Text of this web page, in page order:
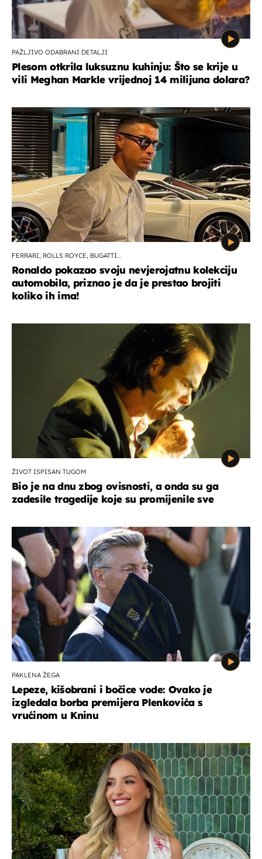
PAŽLJIVO ODABRANI DETALJI
Plesom otkrila luksuznu kuhinju: Što se krije u
vili Meghan Markle vrijednoj 14 milijuna dolara?
FERRARI, ROLLS ROYCE, BUGATTI...
Ronaldo pokazao svoju nevjerojatnu kolekciju
automobila, priznao je da je prestao brojiti
koliko ih ima!
ŽIVOT ISPISAN TUGOM
Bio je na dnu zbog ovisnosti, a onda su ga
zadesile tragedije koje su promijenile sve
PAKLENA ŽEGA
Lepeze, kišobrani i bočice vode: Ovako je
izgledala borba premijera Plenkovića s
vrućinom u Kninu